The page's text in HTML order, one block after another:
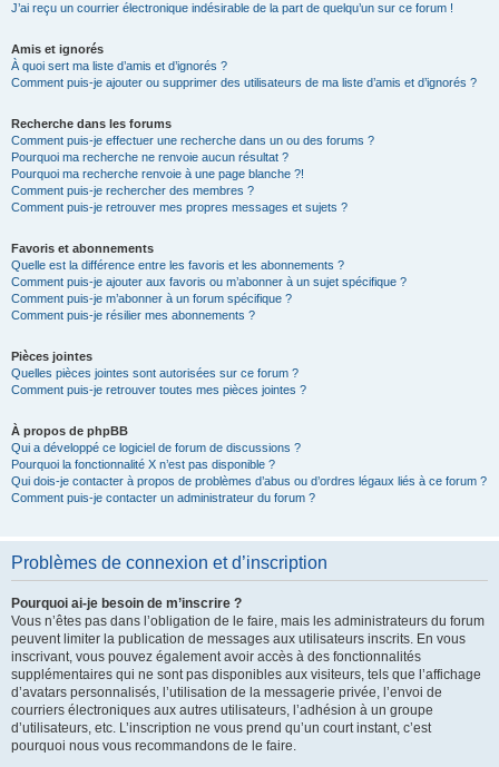
J’ai reçu un courrier électronique indésirable de la part de quelqu’un sur ce forum !
Amis et ignorés
À quoi sert ma liste d’amis et d’ignorés ?
Comment puis-je ajouter ou supprimer des utilisateurs de ma liste d’amis et d’ignorés ?
Recherche dans les forums
Comment puis-je effectuer une recherche dans un ou des forums ?
Pourquoi ma recherche ne renvoie aucun résultat ?
Pourquoi ma recherche renvoie à une page blanche ?!
Comment puis-je rechercher des membres ?
Comment puis-je retrouver mes propres messages et sujets ?
Favoris et abonnements
Quelle est la différence entre les favoris et les abonnements ?
Comment puis-je ajouter aux favoris ou m’abonner à un sujet spécifique ?
Comment puis-je m’abonner à un forum spécifique ?
Comment puis-je résilier mes abonnements ?
Pièces jointes
Quelles pièces jointes sont autorisées sur ce forum ?
Comment puis-je retrouver toutes mes pièces jointes ?
À propos de phpBB
Qui a développé ce logiciel de forum de discussions ?
Pourquoi la fonctionnalité X n’est pas disponible ?
Qui dois-je contacter à propos de problèmes d’abus ou d’ordres légaux liés à ce forum ?
Comment puis-je contacter un administrateur du forum ?
Problèmes de connexion et d’inscription
Pourquoi ai-je besoin de m’inscrire ?
Vous n’êtes pas dans l’obligation de le faire, mais les administrateurs du forum
peuvent limiter la publication de messages aux utilisateurs inscrits. En vous
inscrivant, vous pouvez également avoir accès à des fonctionnalités
supplémentaires qui ne sont pas disponibles aux visiteurs, tels que l’affichage
d’avatars personnalisés, l’utilisation de la messagerie privée, l’envoi de
courriers électroniques aux autres utilisateurs, l’adhésion à un groupe
d’utilisateurs, etc. L’inscription ne vous prend qu’un court instant, c’est
pourquoi nous vous recommandons de le faire.